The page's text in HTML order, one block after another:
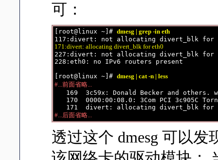
可：
[root@linux ~]# dmesg | grep -in eth
171:divert: allocating divert_blk for eth0
227:divert: not allocating divert_blk for
228:eth0: no IPv6 routers present
[root@linux ~]# dmesg | cat -n | less
#...前面省略...
169  3c59x: Donald Becker and others.
170  0000:00:08.0: 3Com PCI 3c905C
#...后面省略...
透过这个 dmesg 可以